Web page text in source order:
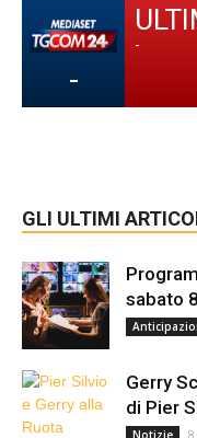
-
-
GLI ULTIMI
sabato
Gerry
di Pier
Notizie